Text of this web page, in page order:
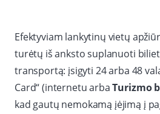
Efektyviam lankytinų vietų
turėtų iš anksto suplanuoti
transportą: įsigyti 24 arba 48
Card“ (internetu arbaTurizmo
kad gautų nemokamą įėjimą į